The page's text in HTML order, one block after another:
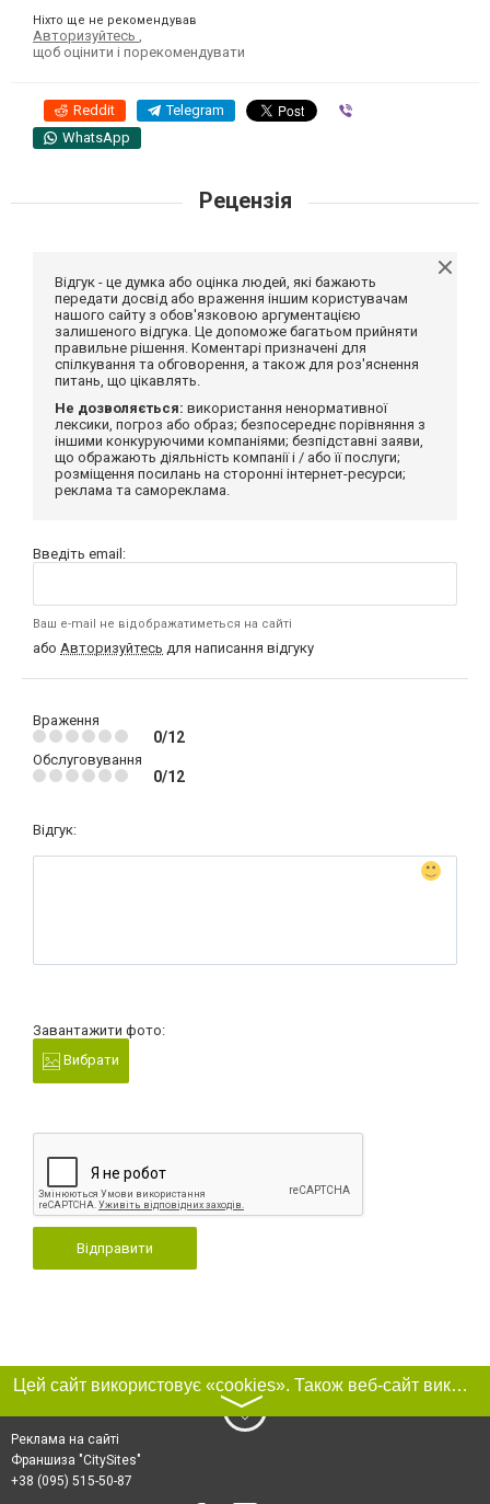
Ніхто ще не рекомендував
Авторизуйтесь ,
щоб оцінити і порекомендувати
Reddit Telegram
WhatsApp
Рецензія
Відгук - це думка або оцінка людей, які бажають
передати досвід або враження іншим користувачам
нашого сайту з обов'язковою аргументацією
залишеного відгука. Це допоможе багатьом прийняти
правильне рішення. Коментарі призначені для
спілкування та обговорення, а також для роз'яснення
питань, що цікавлять.
Не дозволяється: використання ненормативної
лексики, погроз або образ; безпосереднє порівняння з
іншими конкуруючими компаніями; безпідставні заяви,
що ображають діяльність компанії і / або її послуги;
розміщення посилань на сторонні інтернет-ресурси;
реклама та самореклама.
Введіть email:
Ваш e-mail не відображатиметься на сайті
або Авторизуйтесь для написання відгуку
Враження
0/12
Обслуговування
0/12
Відгук:
Завантажити фото:
Вибрати
Відправити
Цей сайт використовує «cookies». Також веб-сайт використовує інтернет-сервіс для збору технічних даних стосовно відвідувачів з метою отримання маркетингової та статистичної інформації. Умови обробки даних відвідувачів сайту див.
〉
Реклама на сайті
Франшиза "CitySites"
+38 (095) 515-50-87